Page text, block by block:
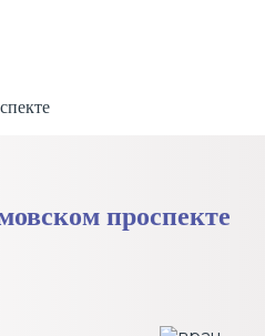
проспекте